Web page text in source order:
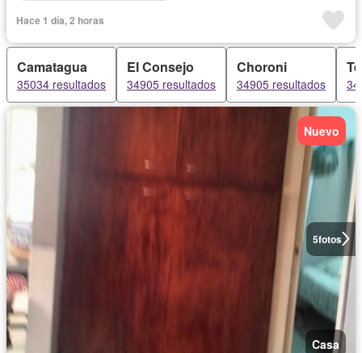
Hace 1 día, 2 horas
Camatagua
35034 resultados
El Consejo
34905 resultados
Choroni
34905 resultados
5fotos
Nuevo
Casa